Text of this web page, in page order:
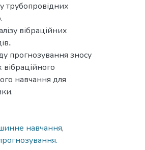
трубопровідних
вібраційних
прогнозування зносу
навчання для
навчання,